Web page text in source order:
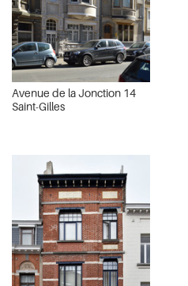
Avenue de la Jonction 14
Saint-Gilles